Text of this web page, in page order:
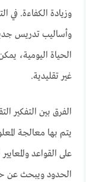
وزيادة الكفاءة. في
وأساليب تدريس
الحياة اليومية،
غير تقليدية.
الفرق بين التفكير
يتم بها معالجة
على القواعد
الحدود ويبحث عن